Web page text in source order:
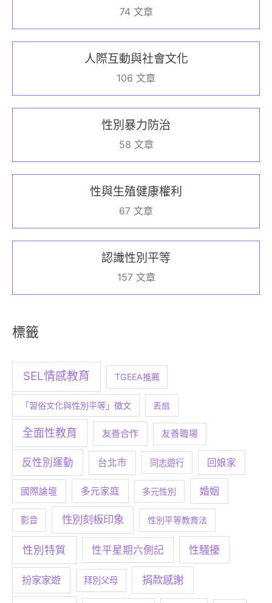
74 文章
人際互動與社會文化
106 文章
性別暴力防治
58 文章
性與生殖健康權利
67 文章
認識性別平等
157 文章
標籤
SEL情感教育 TGEEA推薦
「習俗文化與性別平等」徵文 丟扇
全面性教育 友善合作 友善職場
反性別運動 台北市 同志遊行 回娘家
國際論壇 多元家庭 多元性別 婚姻
影音 性別刻板印象 性別平等教育法
性別特質 性平星期六側記 性騷擾
扮家家遊 拜別父母 捐款感謝